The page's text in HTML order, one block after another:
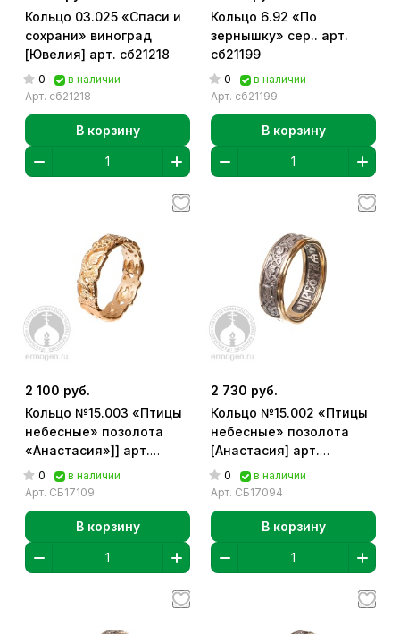
Кольцо 03.025 «Спаси и
сохрани» виноград
[Ювелия] арт. сб21218
0
в наличии
Арт. сб21218
В корзину
Кольцо 6.92 «По
зернышку» сер.. арт.
сб21199
0
в наличии
Арт. сб21199
В корзину
2 100 руб.
Кольцо №15.003 «Птицы
небесные» позолота
«Анастасия»]] арт.
СБ17109
0
в наличии
Арт. СБ17109
В корзину
2 730 руб.
Кольцо №15.002 «Птицы
небесные» позолота
[Анастасия] арт.
СБ17094
0
в наличии
Арт. СБ17094
В корзину